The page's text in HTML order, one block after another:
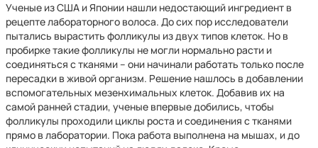
Ученые из США и Японии нашли недостающий ингредиент в
рецепте лабораторного волоса. До сих пор исследователи
пытались вырастить фолликулы из двух типов клеток. Но в
пробирке такие фолликулы не могли нормально расти и
соединяться с тканями – они начинали работать только после
пересадки в живой организм. Решение нашлось в добавлении
вспомогательных мезенхимальных клеток. Добавив их на
самой ранней стадии, ученые впервые добились, чтобы
фолликулы проходили циклы роста и соединения с тканями
прямо в лаборатории. Пока работа выполнена на мышах, и до